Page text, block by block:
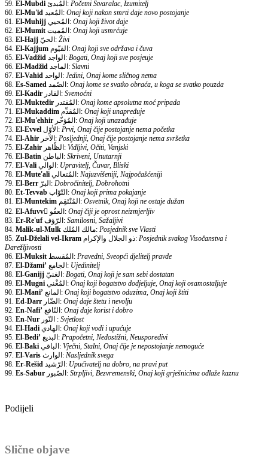
59. El-Mubdi المُبدئ: Početni Stvaralac, Izumitelj
60. El-Mu'id المُعيد: Onaj koji nakon smrti daje novo postojanje
61. El-Muhijj المُحيي: Onaj koji život daje
62. El-Mumit المُميت: Onaj koji usmrćuje
63. El-Hajj الحيّ: Živi
64. El-Kajjum القيّوم: Onaj koji sve održava i čuva
65. El-Vadžid الواجد: Bogati, Onaj koji sve posjeuje
66. El-Madžid الماجد: Slavni
67. El-Vahid الواحد: Jedini, Onaj kome sličnog nema
68. Es-Samed الصّمد: Onaj kome se svatko obraća, u koga se svatko pouzda
69. El-Kadir القادر: Svemoćni
70. El-Muktedir المُقتدر: Onaj kome apsolutna moć pripada
71. El-Mukaddim المُقدِّم: Onaj koji unapređuje
72. El-Mu'ehhir المُؤخّر: Onaj koji unazađuje
73. El-Evvel الأوّل: Prvi, Onaj čije postojanje nema početka
74. El-Ahir الآخر: Posljednji, Onaj čije postojanje nema svršetka
75. El-Zahir الظّاهر: Vidljivi, Očiti, Vanjski
76. El-Batin الباطن: Skriveni, Unutarnji
77. El-Vali الوالي: Upravitelj, Čuvar, Bliski
78. El-Mute'ali المُتعالي: Najuzvišeniji, Najpočašćeniji
79. El-Berr البرّ: Dobročinitelj, Dobrohotni
80. Et-Tevvab التّوّاب: Onaj koji prima pokajanje
81. El-Muntekim المُنْتَقِم: Osvetnik, Onaj koji ne ostaje dužan
82. El-Afuvv ّالعفُو: Onaj čiji je oprost neizmjerljiv
83. Er-Re'uf الرّؤف: Samilosni, Sažaljivi
84. Malik-ul-Mulk مالك المُلك: Posjednik sve Vlasti
85. Zul-Dželali vel-Ikram ذو الجلال والإكرام: Posjednik svakog Visočanstva i
Darežljivosti
86. El-Muksit المُقسط: Pravedni, Sveopći djelitelj pravde
87. El-Džami’ الجامع: Ujedinitelj
88. El-Ganijj الغنيّ: Bogati, Onaj koji je sam sebi dostatan
89. El-Mugni المُغْني: Onaj koji bogatstvo dodjeljuje, Onaj koji osamostaljuje
90. El-Mani’ المانع: Onaj koji bogatstvo oduzima, Onaj koji štiti
91. Ed-Darr الضّار: Onaj daje štetu i nevolju
92. En-Nafi’ النّافع: Onaj daje korist i dobro
93. En-Nur النّور : Svjetlost
94. El-Hadi الهادي: Onaj koji vodi i upućuje
95. El-Bedi’ البديع: Prapočetni, Nedostižni, Neusporedivi
96. El-Baki الباقي: Vječni, Stalni, Onaj čije je nepostojanje nemoguće
97. El-Varis الوارث: Nasljednik svega
98. Er-Rešid الرّشيد: Upućivatelj na dobro, na pravi put
99. Es-Sabur الصّبور: Strpljivi, Bezvremenski, Onaj koji grješnicima odlaže kaznu
Podijeli
Slične objave